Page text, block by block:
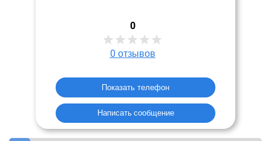
0
0 отзывов
Показать телефон
Написать сообщение